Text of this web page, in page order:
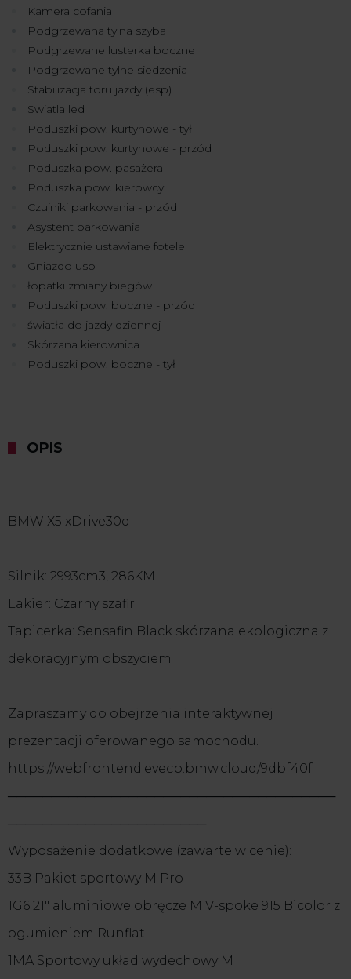
Kamera cofania
Podgrzewana tylna szyba
Podgrzewane lusterka boczne
Podgrzewane tylne siedzenia
Stabilizacja toru jazdy (esp)
Swiatla led
Poduszki pow. kurtynowe - tył
Poduszki pow. kurtynowe - przód
Poduszka pow. pasażera
Poduszka pow. kierowcy
Czujniki parkowania - przód
Asystent parkowania
Elektrycznie ustawiane fotele
Gniazdo usb
łopatki zmiany biegów
Poduszki pow. boczne - przód
światła do jazdy dziennej
Skórzana kierownica
Poduszki pow. boczne - tył
OPIS
BMW X5 xDrive30d
Silnik: 2993cm3, 286KM
Lakier: Czarny szafir
Tapicerka: Sensafin Black skórzana ekologiczna z
dekoracyjnym obszyciem
Zapraszamy do obejrzenia interaktywnej
prezentacji oferowanego samochodu.
https://webfrontend.evecp.bmw.cloud/9dbf40f
──────────────────────────────────────
───────────────────────
Wyposażenie dodatkowe (zawarte w cenie):
33B Pakiet sportowy M Pro
1G6 21" aluminiowe obręcze M V-spoke 915 Bicolor z
ogumieniem Runflat
1MA Sportowy układ wydechowy M